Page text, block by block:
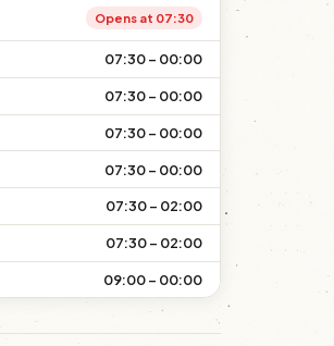
Opens at 07:30
07:30 – 00:00
07:30 – 00:00
07:30 – 00:00
07:30 – 00:00
07:30 – 02:00
07:30 – 02:00
09:00 – 00:00